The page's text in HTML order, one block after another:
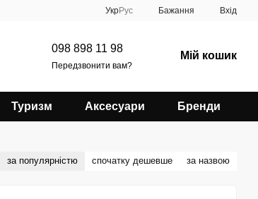
УкрРус Бажання Вхід
098 898 11 98
Передзвонити вам?
Мій кошик
Туризм Аксесуари Бренди
за популярністю спочатку дешевше за назвою